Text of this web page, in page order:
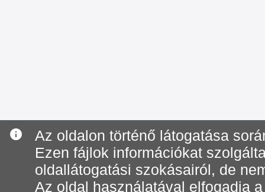
info
Az oldalon történő látogatása
Ezen fájlok információkat
oldallátogatási szokásairól, de
Az oldal használatával elfogadja